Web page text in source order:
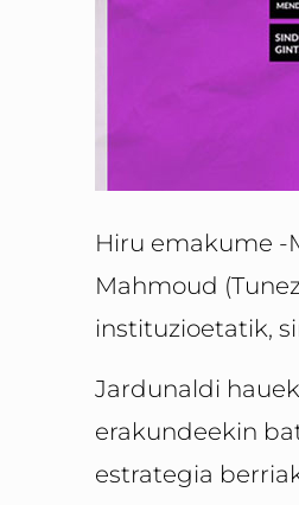
Hiru emakume -
Mahmoud
instituzioetatik,
Jardunaldi
erakundeekin
estrategia